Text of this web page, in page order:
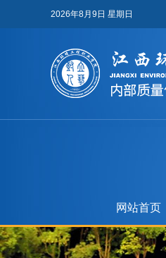
2026年8月9日 星期日
网站首页